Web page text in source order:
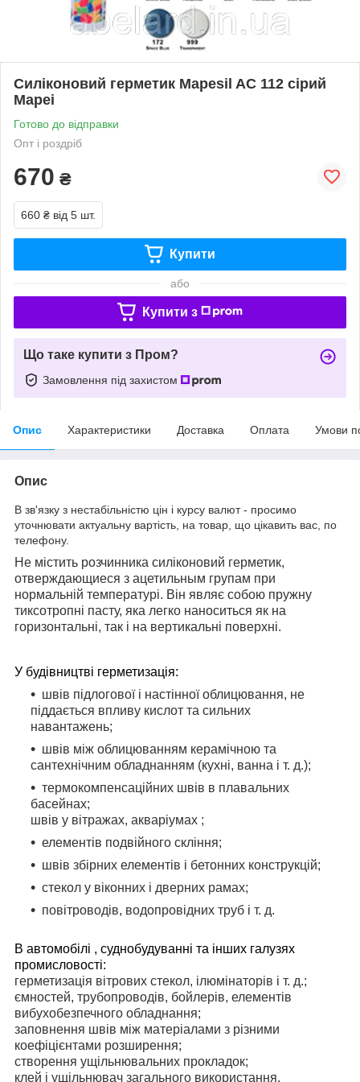
Силіконовий герметик Mapesil AC 112 сірий
Mapei
Готово до відправки
Опт і роздріб
670 ₴
660 ₴ від 5 шт.
Купити
або
Купити з
Що таке купити з Пром?
Замовлення під захистом
Опис Характеристики Доставка Оплата Умови
Опис
В зв'язку з нестабільністю цін і курсу валют - просимо
уточнювати актуальну вартість, на товар, що цікавить вас, по
телефону.
Не містить розчинника силіконовий герметик,
отверждающиеся з ацетильным групам при
нормальній температурі. Він являє собою пружну
тиксотропні пасту, яка легко наноситься як на
горизонтальні, так і на вертикальні поверхні.
У будівництві герметизація:
швів підлогової і настінної облицювання, не
піддається впливу кислот та сильних
навантажень;
швів між облицюванням керамічною та
сантехнічним обладнанням (кухні, ванна і т. д.);
термокомпенсаційних швів в плавальних
басейнах;
швів у вітражах, акваріумах ;
елементів подвійного скління;
швів збірних елементів і бетонних конструкцій;
стекол у віконних і дверних рамах;
повітроводів, водопровідних труб і т. д.
В автомобілі , суднобудуванні та інших галузях
промисловості:
герметизація вітрових стекол, ілюмінаторів і т. д.;
ємностей, трубопроводів, бойлерів, елементів
вибухобезпечного обладнання;
заповнення швів між матеріалами з різними
коефіцієнтами розширення;
створення ущільнювальних прокладок;
клей і ущільнювач загального використання.